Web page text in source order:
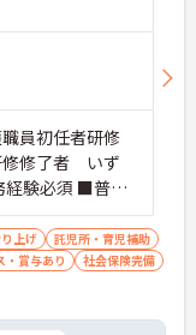
員初任者研修
修修了者 いず
経験必須 ■普通
上げ
託児所・育児補助
・賞与あり
社会保険完備